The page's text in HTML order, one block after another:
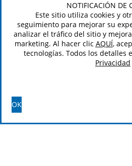
NOTIFICACIÓN DE
Este sitio utiliza cookies y
seguimiento para mejorar su
analizar el tráfico del sitio y
marketing. Al hacer clic AQUÍ,
tecnologías. Todos los detalles
Privacidad
OK